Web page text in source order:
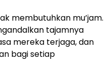
membutuhkan mu’jam.
tajamnya
mereka terjaga, dan
bagi setiap